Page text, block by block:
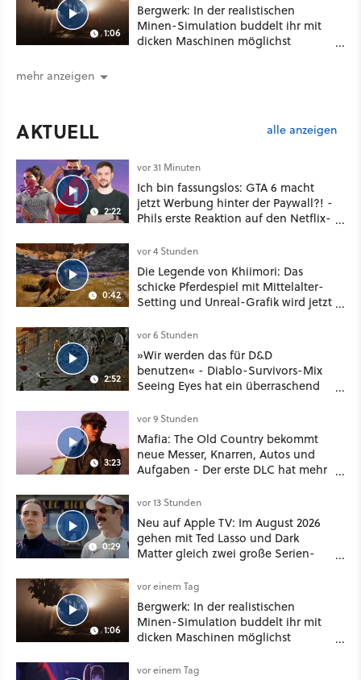
1:06
Bergwerk: In der realistischen
Minen-Simulation buddelt ihr mit
dicken Maschinen möglichst
mehr anzeigen
AKTUELL alle anzeigen
2:22
vor 31 Minuten
Ich bin fassungslos: GTA 6 macht
jetzt Werbung hinter der Paywall?! -
Phils erste Reaktion auf den Netflix-
0:42
vor 4 Stunden
Die Legende von Khiimori: Das
schicke Pferdespiel mit Mittelalter-
Setting und Unreal-Grafik wird jetzt
2:52
vor 6 Stunden
»Wir werden das für D&D
benutzen« - Diablo-Survivors-Mix
Seeing Eyes hat ein überraschend
3:23
vor 9 Stunden
Mafia: The Old Country bekommt
neue Messer, Knarren, Autos und
Aufgaben - Der erste DLC hat mehr
0:29
vor 13 Stunden
Neu auf Apple TV: Im August 2026
gehen mit Ted Lasso und Dark
Matter gleich zwei große Serien-
1:06
vor einem Tag
Bergwerk: In der realistischen
Minen-Simulation buddelt ihr mit
dicken Maschinen möglichst
vor einem Tag